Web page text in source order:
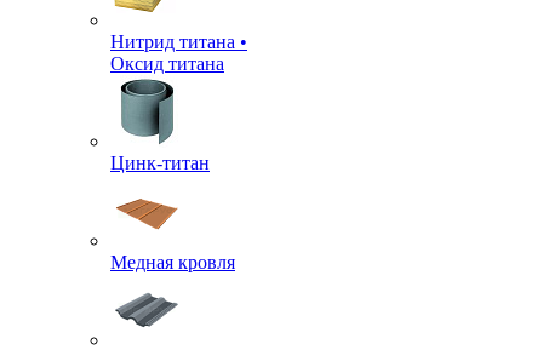
Нитрид титана •
Оксид титана
Цинк-титан
Медная кровля